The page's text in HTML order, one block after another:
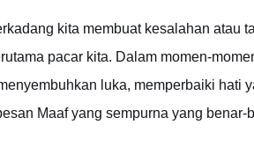
kita membuat kesalahan atau
pacar kita. Dalam momen-
luka, memperbaiki hati
Maaf yang sempurna yang